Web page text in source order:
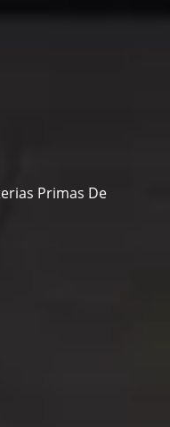
Primas De